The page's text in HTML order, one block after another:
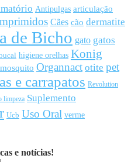
Antipulgas articulação
Cães cão dermatite
de Bicho gato gatos
higiene orelhas Konig
mosquito Organnact otite pet
e carrapatos Revolution
limpeza Suplemento
Ucb Uso Oral verme
e notícias!